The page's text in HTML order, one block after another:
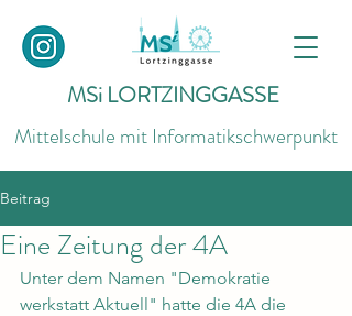
MSi LORTZINGGASSE
Mittelschule mit Informatikschwerpunkt
Beitrag
Eine Zeitung der 4A
Unter dem Namen "Demokratie
werkstatt Aktuell" hatte die 4A die